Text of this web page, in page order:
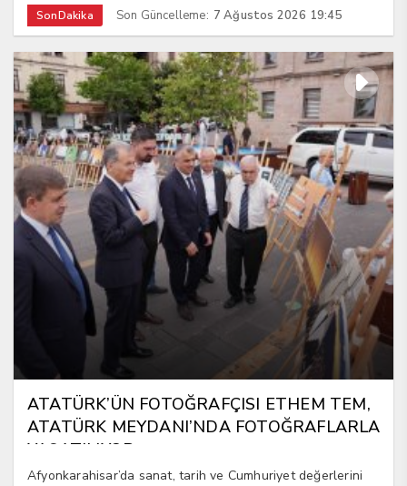
SonDakika Son Güncelleme: 7 Ağustos 2026 19:45
ATATÜRK’ÜN FOTOĞRAFÇISI ETHEM TEM,
ATATÜRK MEYDANI’NDA FOTOĞRAFLARLA
YAŞATILIYOR
Afyonkarahisar’da sanat, tarih ve Cumhuriyet değerlerini